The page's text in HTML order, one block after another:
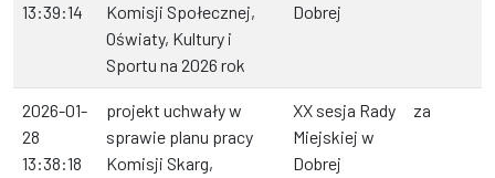
13:39:14
Komisji Społecznej,
Oświaty, Kultury i
Sportu na 2026 rok
Dobrej
2026-01-
28
13:38:18
projekt uchwały w
sprawie planu pracy
Komisji Skarg,
XX sesja Rady
Miejskiej w
Dobrej
za